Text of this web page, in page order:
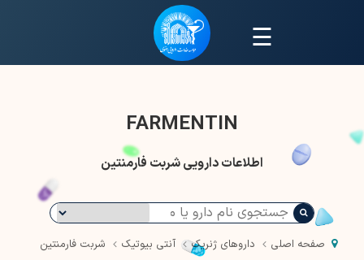
☰
FARMENTIN
اطلاعات دارویی شربت فارمنتین
صفحه اصلی داروهای ژنریک آنتی بیوتیک شربت فارمنتین